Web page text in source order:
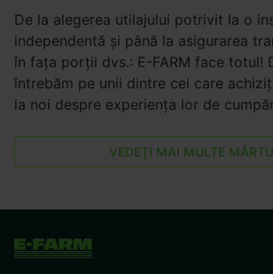
De la alegerea utilajului potrivit la o
independentă şi până la asigurarea
în faţa porţii dvs.: E-FARM face totul!
întrebăm pe unii dintre cei care
la noi despre experienţa lor de
VEDEŢI MAI MULTE